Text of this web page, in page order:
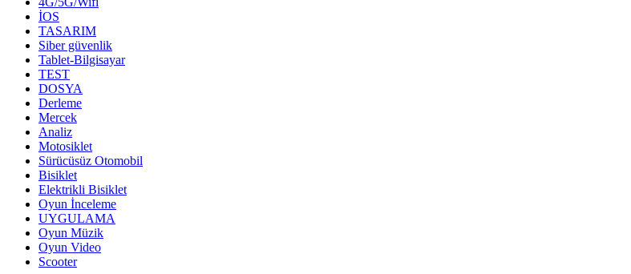
İOS
TASARIM
Siber güvenlik
Tablet-Bilgisayar
TEST
DOSYA
Derleme
Mercek
Analiz
Motosiklet
Sürücüsüz Otomobil
Bisiklet
Elektrikli Bisiklet
Oyun İnceleme
UYGULAMA
Oyun Müzik
Oyun Video
Scooter